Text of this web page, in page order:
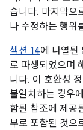
습니다. 마지막으
나 수정하는 행위
섹션 14에 나열된
로 파생되었으며
니다. 이 호환성
불일치하는 경우
함된 참조에 제공
부로 포함된 것으